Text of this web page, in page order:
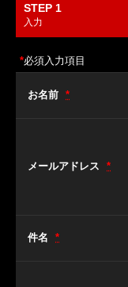
STEP 1
入力
*必須入力項目
お名前 *
メールアドレス *
件名 *